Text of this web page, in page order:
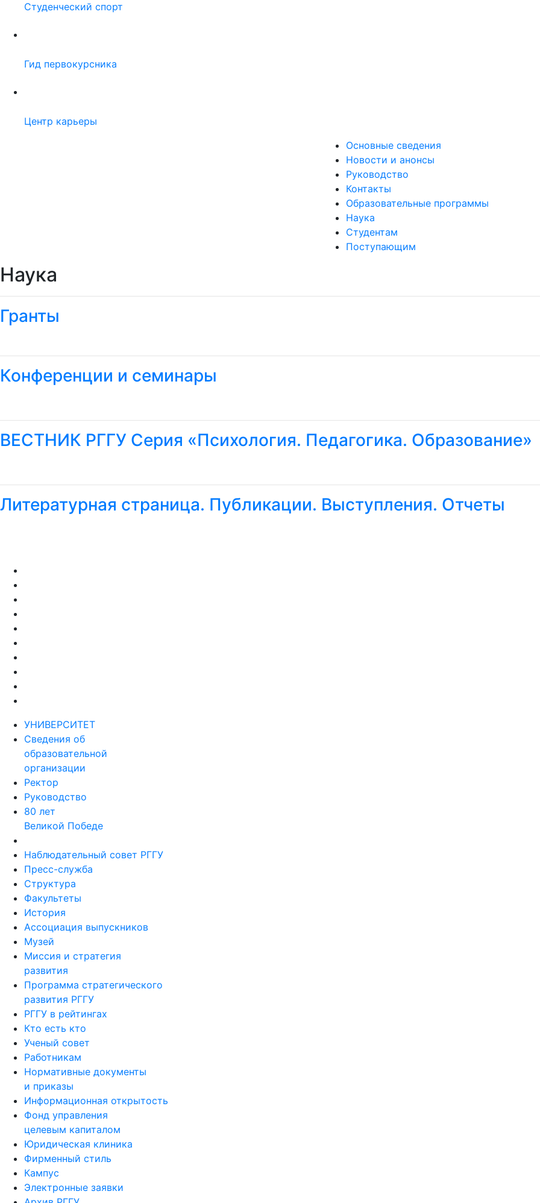
Студенческий спорт
Гид первокурсника
Центр карьеры
Основные сведения
Новости и анонсы
Руководство
Контакты
Образовательные программы
Наука
Студентам
Поступающим
Наука
Гранты
Конференции и семинары
ВЕСТНИК РГГУ Серия «Психология. Педагогика. Образование»
Литературная страница. Публикации. Выступления. Отчеты
УНИВЕРСИТЕТ
Сведения об
образовательной
организации
Ректор
Руководство
80 лет
Великой Победе
Наблюдательный совет РГГУ
Пресс-служба
Структура
Факультеты
История
Ассоциация выпускников
Музей
Миссия и стратегия
развития
Программа стратегического
развития РГГУ
РГГУ в рейтингах
Кто есть кто
Ученый совет
Работникам
Нормативные документы
и приказы
Информационная открытость
Фонд управления
целевым капиталом
Юридическая клиника
Фирменный стиль
Кампус
Электронные заявки